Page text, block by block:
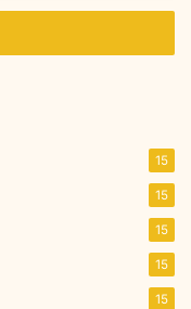
15
15
15
15
15